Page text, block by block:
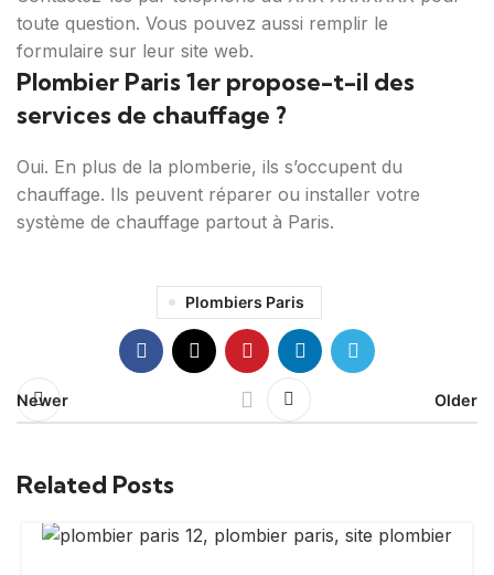
toute question. Vous pouvez aussi remplir le
formulaire sur leur site web.
Plombier Paris 1er propose-t-il des
services de chauffage ?
Oui. En plus de la plomberie, ils s’occupent du
chauffage. Ils peuvent réparer ou installer votre
système de chauffage partout à Paris.
Plombiers Paris
Newer Older
Related Posts